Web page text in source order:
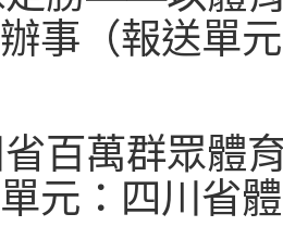
事（報送單
百萬群眾體
元：四川省